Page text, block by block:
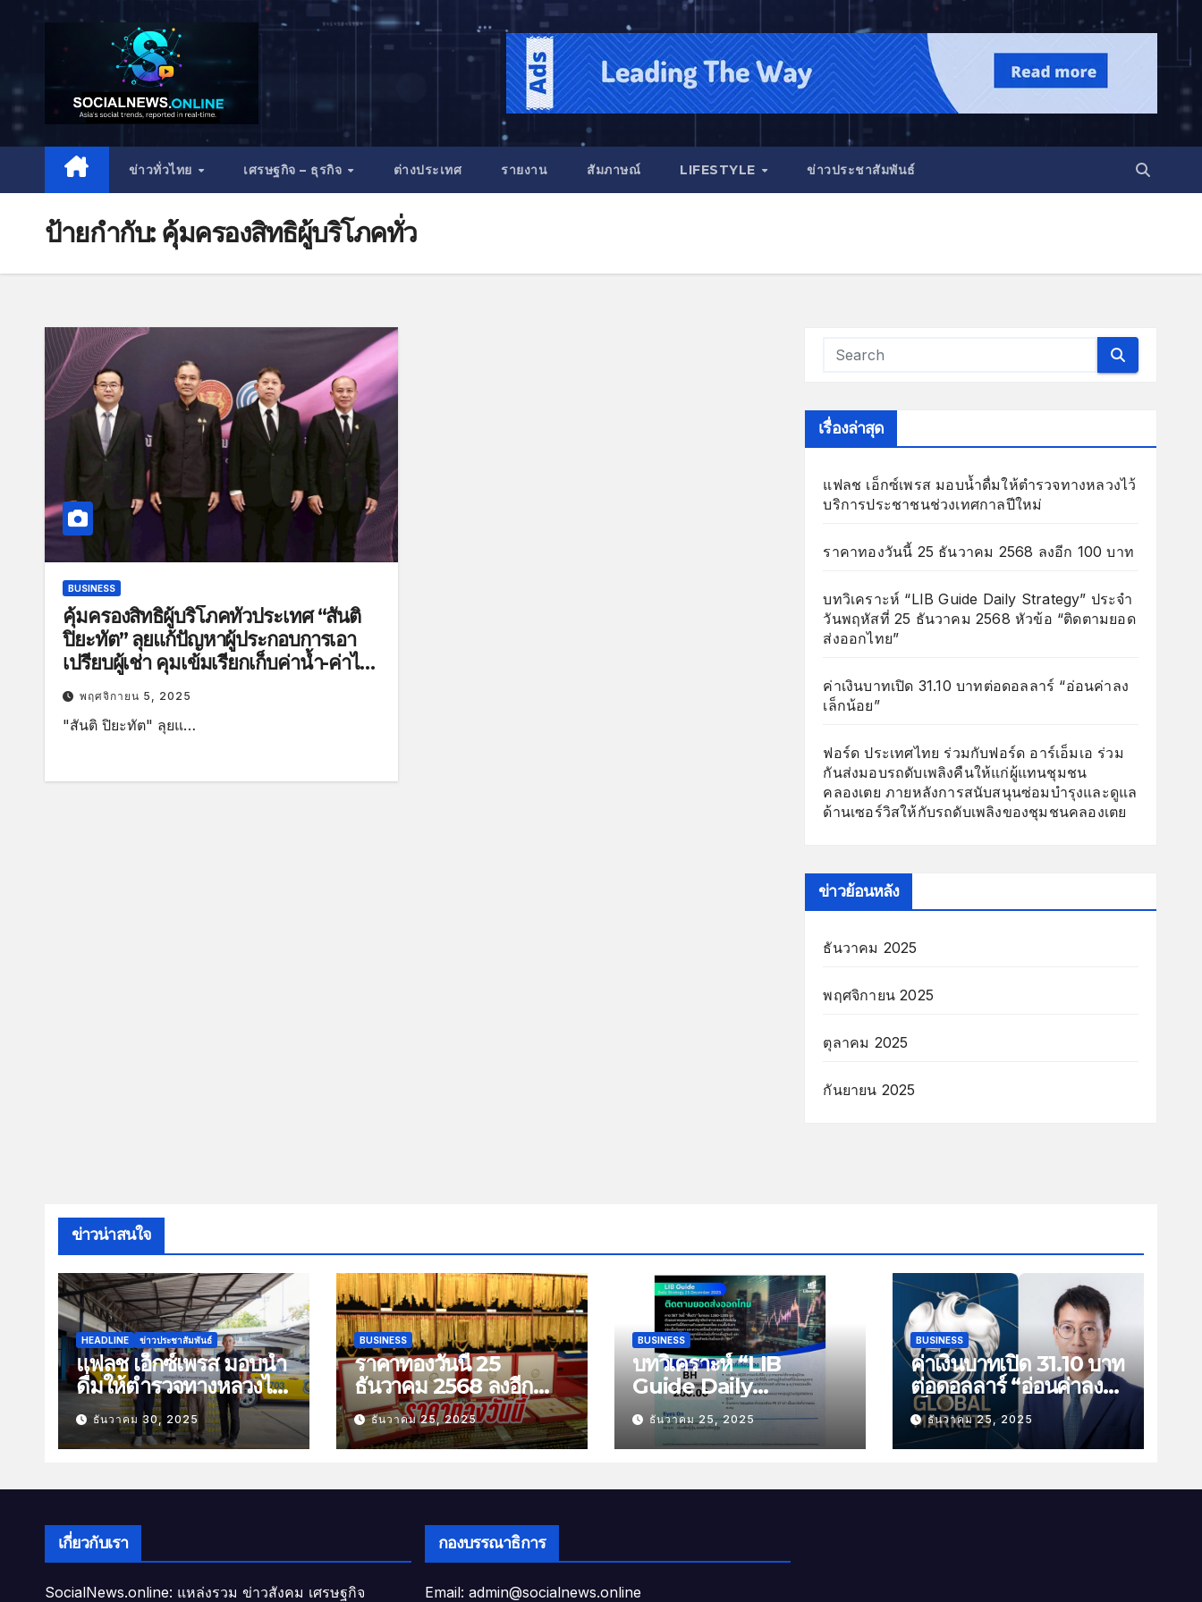
ข่าวทั่วไทย เศรษฐกิจ – ธุรกิจ ต่างประเทศ รายงาน สัมภาษณ์ LIFESTYLE ข่าวประชาสัมพันธ์
ป้ายกำกับ: คุ้มครองสิทธิผู้บริโภคทั่ว
BUSINESS
คุ้มครองสิทธิผู้บริโภคทั่วประเทศ “สันติ
ปิยะทัต” ลุยแก้ปัญหาผู้ประกอบการเอา
เปรียบผู้เช่า คุมเข้มเรียกเก็บค่าน้ำ-ค่าไฟ
เกินจริง
พฤศจิกายน 5, 2025
"สันติ ปิยะทัต" ลุยแ…
เรื่องล่าสุด
แฟลช เอ็กซ์เพรส มอบน้ำดื่มให้ตำรวจทางหลวงไว้
บริการประชาชนช่วงเทศกาลปีใหม่
ราคาทองวันนี้ 25 ธันวาคม 2568 ลงอีก 100 บาท
บทวิเคราะห์ “LIB Guide Daily Strategy” ประจำ
วันพฤหัสที่ 25 ธันวาคม 2568 หัวข้อ “ติดตามยอด
ส่งออกไทย”
ค่าเงินบาทเปิด 31.10 บาทต่อดอลลาร์ “อ่อนค่าลง
เล็กน้อย”
ฟอร์ด ประเทศไทย ร่วมกับฟอร์ด อาร์เอ็มเอ ร่วม
กันส่งมอบรถดับเพลิงคืนให้แก่ผู้แทนชุมชน
คลองเตย ภายหลังการสนับสนุนซ่อมบำรุงและดูแล
ด้านเซอร์วิสให้กับรถดับเพลิงของชุมชนคลองเตย
ข่าวย้อนหลัง
ธันวาคม 2025
พฤศจิกายน 2025
ตุลาคม 2025
กันยายน 2025
ข่าวน่าสนใจ
HEADLINE ข่าวประชาสัมพันธ์
แฟลช เอ็กซ์เพรส มอบน้ำ
ดื่มให้ตำรวจทางหลวงไว้
บริการประชาชนช่วง
เทศกาลปีใหม่
ธันวาคม 30, 2025
BUSINESS
ราคาทองวันนี้ 25
ธันวาคม 2568 ลงอีก
100 บาท
ธันวาคม 25, 2025
BUSINESS
บทวิเคราะห์ “LIB
Guide Daily
Strategy” ประจำวัน
พฤหัสที่ 25 ธันวาคม
2568 หัวข้อ “ติดตาม
ธันวาคม 25, 2025
BUSINESS
ค่าเงินบาทเปิด 31.10 บาท
ต่อดอลลาร์ “อ่อนค่าลง
เล็กน้อย”
ธันวาคม 25, 2025
เกี่ยวกับเรา
SocialNews.online: แหล่งรวม ข่าวสังคม เศรษฐกิจ
กองบรรณาธิการ
Email: admin@socialnews.online